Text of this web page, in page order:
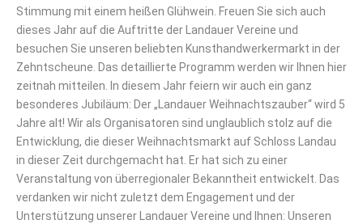
Stimmung mit einem heißen Glühwein. Freuen Sie sich auch
dieses Jahr auf die Auftritte der Landauer Vereine und
besuchen Sie unseren beliebten Kunsthandwerkermarkt in der
Zehntscheune. Das detaillierte Programm werden wir Ihnen hier
zeitnah mitteilen. In diesem Jahr feiern wir auch ein ganz
besonderes Jubiläum: Der „Landauer Weihnachtszauber“ wird 5
Jahre alt! Wir als Organisatoren sind unglaublich stolz auf die
Entwicklung, die dieser Weihnachtsmarkt auf Schloss Landau
in dieser Zeit durchgemacht hat. Er hat sich zu einer
Veranstaltung von überregionaler Bekanntheit entwickelt. Das
verdanken wir nicht zuletzt dem Engagement und der
Unterstützung unserer Landauer Vereine und Ihnen: Unseren